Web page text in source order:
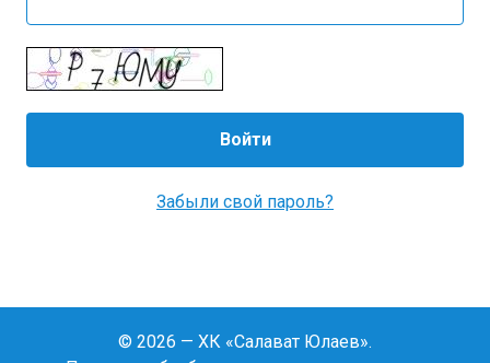
Забыли свой пароль?
© 2026 — ХК «Салават Юлаев».